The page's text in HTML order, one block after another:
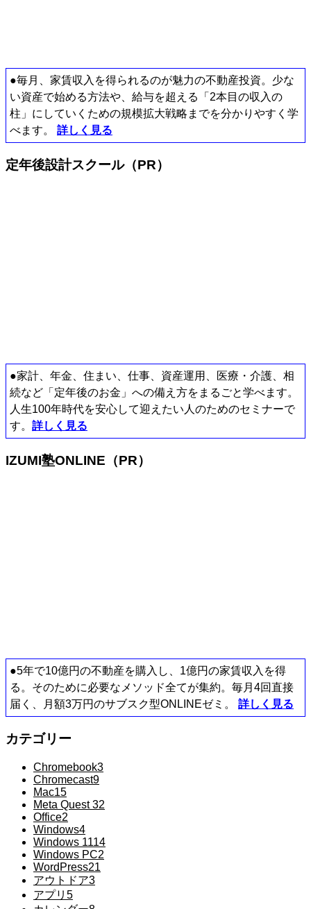
●毎月、家賃収入を得られるのが魅力の不動産投資。少な
い資産で始める方法や、給与を超える「2本目の収入の
柱」にしていくための規模拡大戦略までを分かりやすく学
べます。 詳しく見る
定年後設計スクール（PR）
●家計、年金、住まい、仕事、資産運用、医療・介護、相
続など「定年後のお金」への備え方をまるごと学べます。
人生100年時代を安心して迎えたい人のためのセミナーで
す。 詳しく見る
IZUMI塾ONLINE（PR）
●5年で10億円の不動産を購入し、1億円の家賃収入を得
る。そのために必要なメソッド全てが集約。毎月4回直接
届く、月額3万円のサブスク型ONLINEゼミ。 詳しく見る
カテゴリー
Chromebook3
Chromecast9
Mac15
Meta Quest 32
Office2
Windows4
Windows 1114
Windows PC2
WordPress21
アウトドア3
アプリ 5